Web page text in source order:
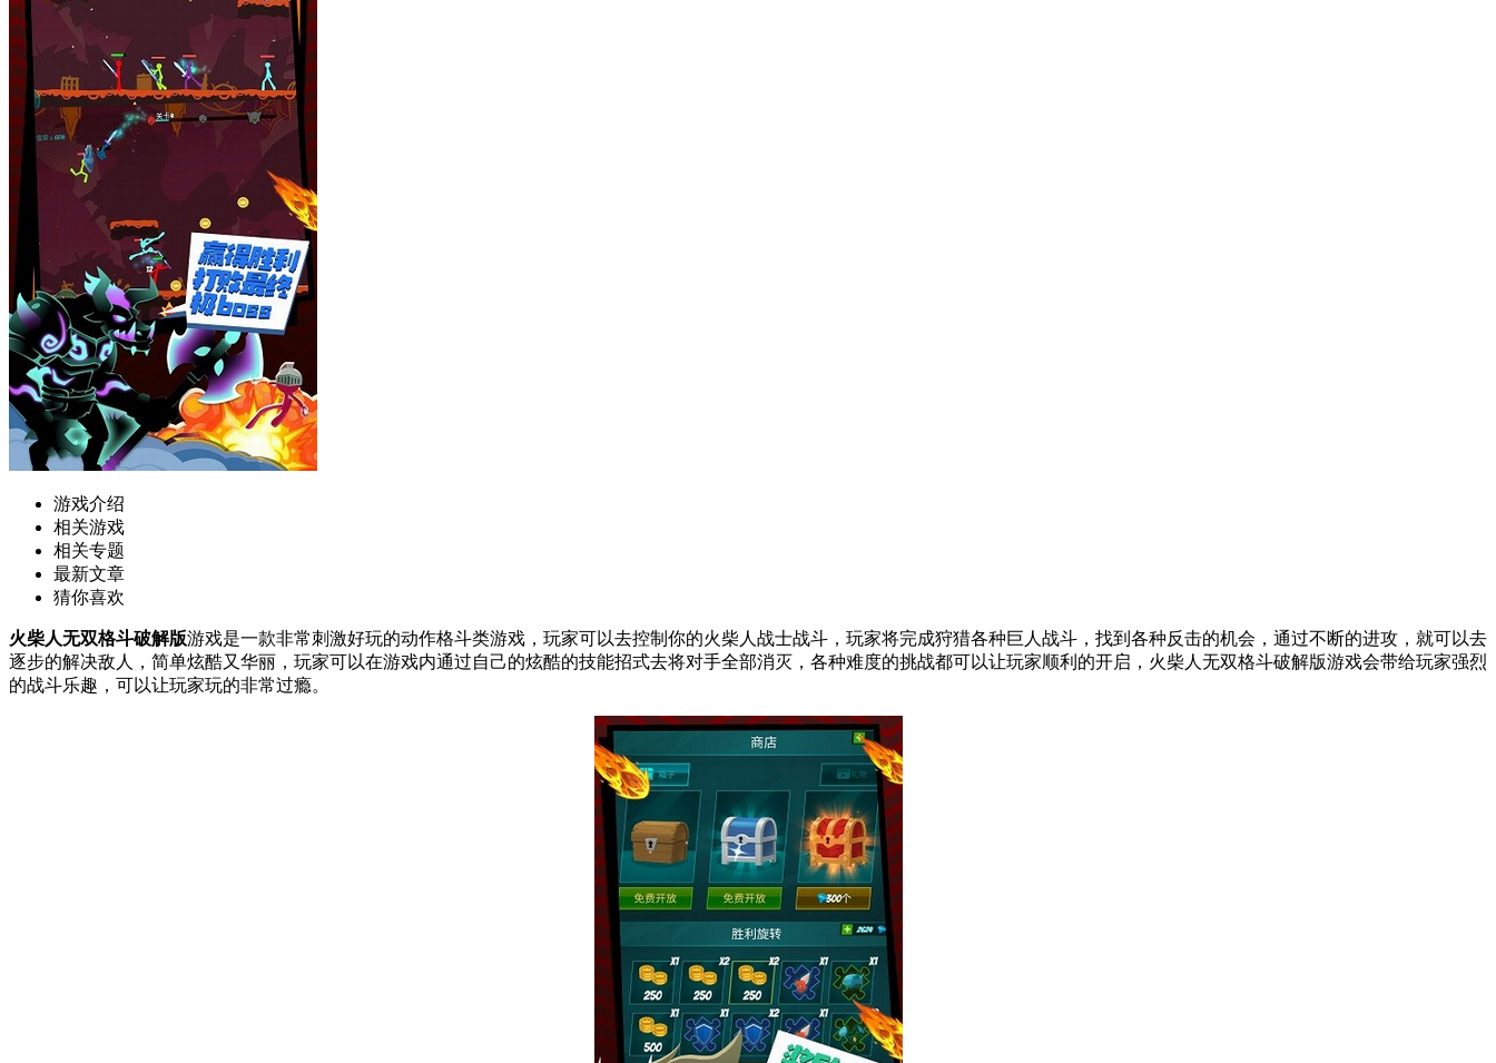
游戏介绍
相关游戏
相关专题
最新文章
猜你喜欢
火柴人无双格斗破解版游戏是一款非常刺激好玩的动作格斗类游戏，玩家可以去控制你的火柴人战士战斗，玩家将完成狩猎各种巨人战斗，找到各种反击的机会，通过不断的进攻，就可以去
逐步的解决敌人，简单炫酷又华丽，玩家可以在游戏内通过自己的炫酷的技能招式去将对手全部消灭，各种难度的挑战都可以让玩家顺利的开启，火柴人无双格斗破解版游戏会带给玩家强烈
的战斗乐趣，可以让玩家玩的非常过瘾。